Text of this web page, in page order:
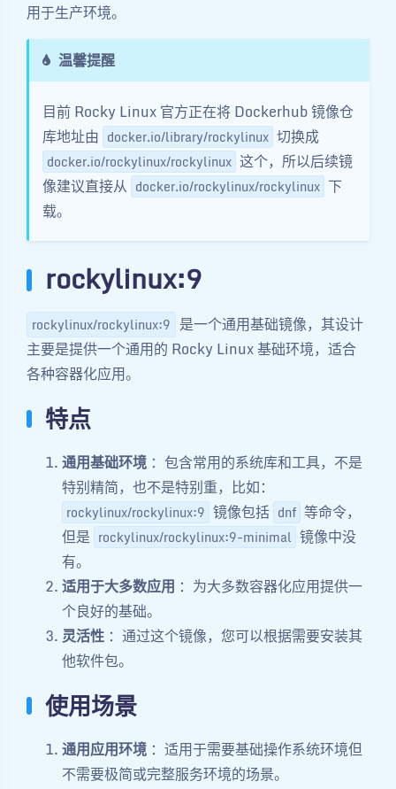
用于生产环境。
温馨提醒
目前 Rocky Linux 官方正在将 Dockerhub 镜像仓
库地址由 docker.io/library/rockylinux 切换成
docker.io/rockylinux/rockylinux 这个，所以后续镜
像建议直接从 docker.io/rockylinux/rockylinux 下
载。
rockylinux:9
rockylinux/rockylinux:9 是一个通用基础镜像，其设计
主要是提供一个通用的 Rocky Linux 基础环境，适合
各种容器化应用。
特点
通用基础环境 ：包含常用的系统库和工具，不是
特别精简，也不是特别重，比如：
rockylinux/rockylinux:9 镜像包括 dnf 等命令，
但是 rockylinux/rockylinux:9-minimal 镜像中没
有。
适用于大多数应用 ：为大多数容器化应用提供一
个良好的基础。
灵活性 ：通过这个镜像，您可以根据需要安装其
他软件包。
使用场景
通用应用环境 ：适用于需要基础操作系统环境但
不需要极简或完整服务环境的场景。